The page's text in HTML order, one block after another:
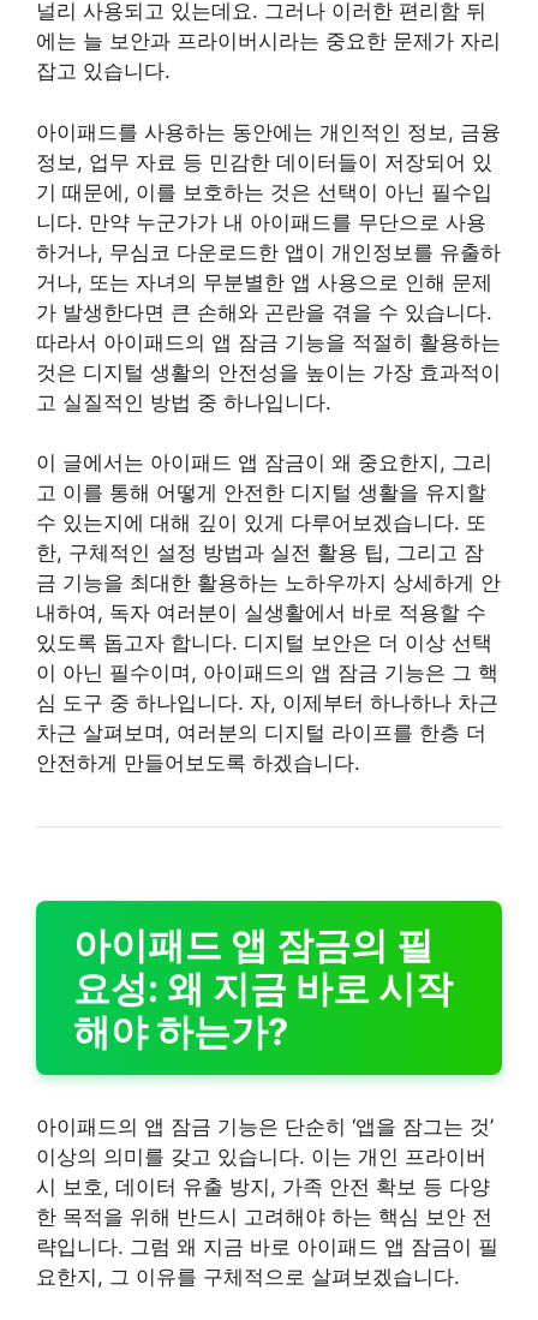
널리 사용되고 있는데요. 그러나 이러한 편리함 뒤
에는 늘 보안과 프라이버시라는 중요한 문제가 자리
잡고 있습니다.
아이패드를 사용하는 동안에는 개인적인 정보, 금융
정보, 업무 자료 등 민감한 데이터들이 저장되어 있
기 때문에, 이를 보호하는 것은 선택이 아닌 필수입
니다. 만약 누군가가 내 아이패드를 무단으로 사용
하거나, 무심코 다운로드한 앱이 개인정보를 유출하
거나, 또는 자녀의 무분별한 앱 사용으로 인해 문제
가 발생한다면 큰 손해와 곤란을 겪을 수 있습니다.
따라서 아이패드의 앱 잠금 기능을 적절히 활용하는
것은 디지털 생활의 안전성을 높이는 가장 효과적이
고 실질적인 방법 중 하나입니다.
이 글에서는 아이패드 앱 잠금이 왜 중요한지, 그리
고 이를 통해 어떻게 안전한 디지털 생활을 유지할
수 있는지에 대해 깊이 있게 다루어보겠습니다. 또
한, 구체적인 설정 방법과 실전 활용 팁, 그리고 잠
금 기능을 최대한 활용하는 노하우까지 상세하게 안
내하여, 독자 여러분이 실생활에서 바로 적용할 수
있도록 돕고자 합니다. 디지털 보안은 더 이상 선택
이 아닌 필수이며, 아이패드의 앱 잠금 기능은 그 핵
심 도구 중 하나입니다. 자, 이제부터 하나하나 차근
차근 살펴보며, 여러분의 디지털 라이프를 한층 더
안전하게 만들어보도록 하겠습니다.
아이패드 앱 잠금의 필
요성: 왜 지금 바로 시작
해야 하는가?
아이패드의 앱 잠금 기능은 단순히 ‘앱을 잠그는 것’
이상의 의미를 갖고 있습니다. 이는 개인 프라이버
시 보호, 데이터 유출 방지, 가족 안전 확보 등 다양
한 목적을 위해 반드시 고려해야 하는 핵심 보안 전
략입니다. 그럼 왜 지금 바로 아이패드 앱 잠금이 필
요한지, 그 이유를 구체적으로 살펴보겠습니다.